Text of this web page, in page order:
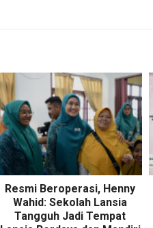
Resmi Beroperasi, Henny
Wahid: Sekolah Lansia
Tangguh Jadi Tempat